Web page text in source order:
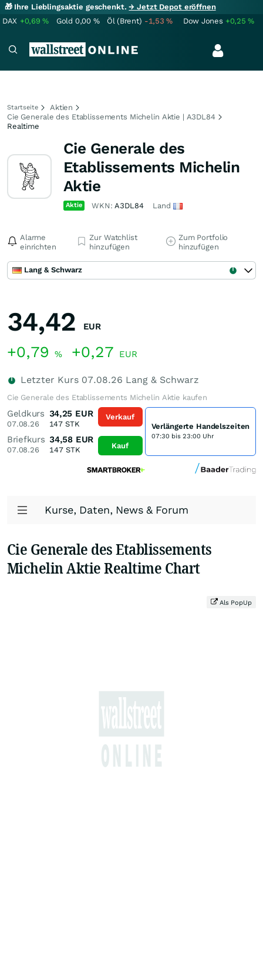
🎁 Ihre Lieblingsaktie geschenkt.→ Jetzt Depot eröffnen
DAX +0,69% Gold 0,00 % Öl (Brent) -1,53% Dow Jones +0,25%
Startseite
Aktien
Cie Generale des Etablissements Michelin Aktie | A3DL84
Realtime
Cie Generale des
Etablissements Michelin
Aktie
Aktie WKN:A3DL84 Land
Alarme
einrichten
Zur Watchlist
hinzufügen
Zum Portfolio
hinzufügen
Lang & Schwarz
34,42 EUR
+0,79 % +0,27 EUR
Letzter Kurs 07.08.26 Lang & Schwarz
Cie Generale des Etablissements Michelin Aktie kaufen
Geldkurs
07.08.26
34,25 EUR
147 STK
Briefkurs
07.08.26
34,58 EUR
147STK
Verkauf
Kauf
Verlängerte Handelszeiten
07:30 bis 23:00 Uhr
Kurse, Daten, News & Forum
Cie Generale des Etablissements
Michelin Aktie Realtime Chart
Als PopUp